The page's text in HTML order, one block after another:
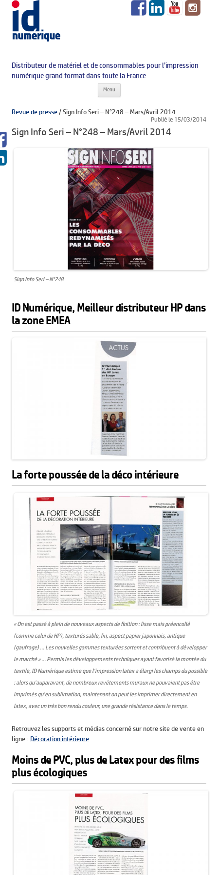
Distributeur de matériel et de consommables pour l’impression
numérique grand format dans toute la France
Menu Aller au contenu principal
Revue de presse/Sign Info Seri – N°248 – Mars/Avril 2014
Publié le 15/03/2014
Sign Info Seri – N°248 – Mars/Avril 2014
Sign Info Seri – N°248
ID Numérique, Meilleur distributeur HP dans
la zone EMEA
La forte poussée de la déco intérieure
« On est passé à plein de nouveaux aspects de finition : lisse mais préencollé
(comme celui de HP), texturés sable, lin, aspect papier japonnais, antique
(gaufrage) … Les nouvelles gammes texturées sortent et contribuent à développer
le marché » … Permis les développements techniques ayant favorisé la montée du
textile, ID Numérique estime que l’impression latex a élargi les champs du possible
: alors qu’auparavant, de nombreux revêtements muraux ne pouvaient pas être
imprimés qu’en sublimation, maintenant on peut les imprimer directement en
latex, avec un très bon rendu couleur, une grande résistance dans le temps.
Retrouvez les supports et médias concerné sur notre site de vente en
ligne : Décoration intérieure
Moins de PVC, plus de Latex pour des films
plus écologiques